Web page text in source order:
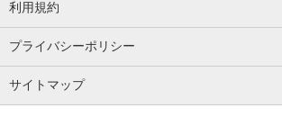
利用規約
プライバシーポリシー
サイトマップ